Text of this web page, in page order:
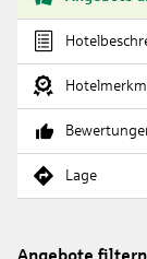
Lage
Angebote filtern